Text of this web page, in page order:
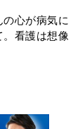
の心が病気に
看護は想像